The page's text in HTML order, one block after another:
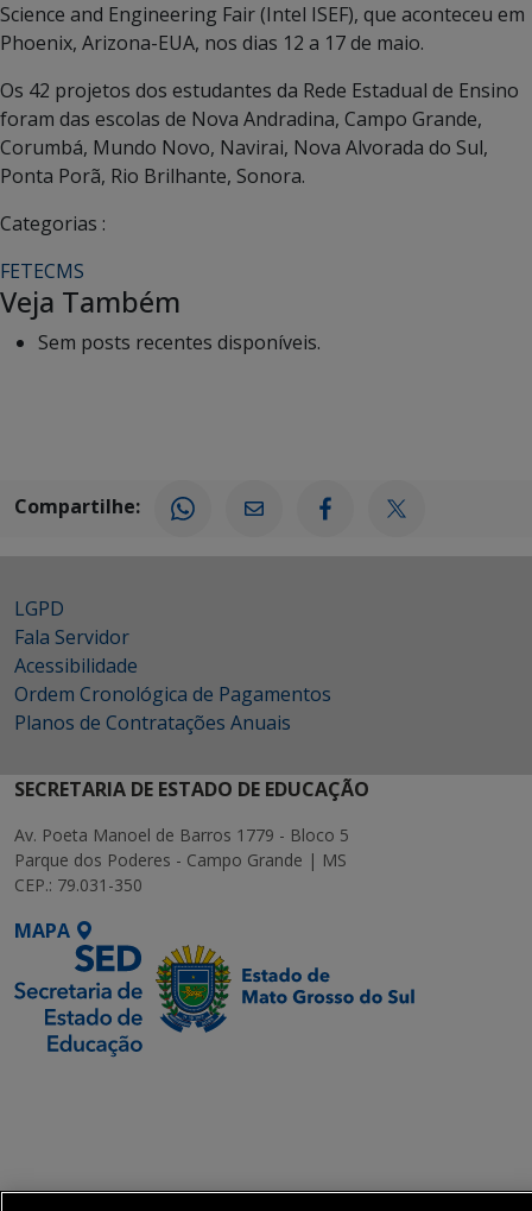
Science and Engineering Fair (Intel ISEF), que aconteceu em
Phoenix, Arizona-EUA, nos dias 12 a 17 de maio.
Os 42 projetos dos estudantes da Rede Estadual de Ensino
foram das escolas de Nova Andradina, Campo Grande,
Corumbá, Mundo Novo, Navirai, Nova Alvorada do Sul,
Ponta Porã, Rio Brilhante, Sonora.
Categorias :
FETECMS
Veja Também
Sem posts recentes disponíveis.
Compartilhe:
LGPD
Fala Servidor
Acessibilidade
Ordem Cronológica de Pagamentos
Planos de Contratações Anuais
SECRETARIA DE ESTADO DE EDUCAÇÃO
Av. Poeta Manoel de Barros 1779 - Bloco 5
Parque dos Poderes - Campo Grande | MS
CEP.: 79.031-350
MAPA